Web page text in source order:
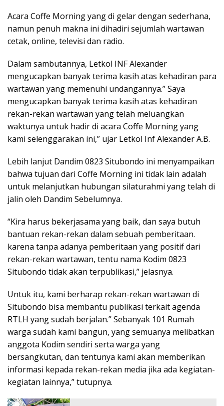
Acara Coffe Morning yang di gelar dengan sederhana,
namun penuh makna ini dihadiri sejumlah wartawan
cetak, online, televisi dan radio.
Dalam sambutannya, Letkol INF Alexander
mengucapkan banyak terima kasih atas kehadiran para
wartawan yang memenuhi undangannya.” Saya
mengucapkan banyak terima kasih atas kehadiran
rekan-rekan wartawan yang telah meluangkan
waktunya untuk hadir di acara Coffe Morning yang
kami selenggarakan ini,” ujar Letkol Inf Alexander A.B.
Lebih lanjut Dandim 0823 Situbondo ini menyampaikan
bahwa tujuan dari Coffe Morning ini tidak lain adalah
untuk melanjutkan hubungan silaturahmi yang telah di
jalin oleh Dandim Sebelumnya.
“Kira harus bekerjasama yang baik, dan saya butuh
bantuan rekan-rekan dalam sebuah pemberitaan.
karena tanpa adanya pemberitaan yang positif dari
rekan-rekan wartawan, tentu nama Kodim 0823
Situbondo tidak akan terpublikasi,” jelasnya.
Untuk itu, kami berharap rekan-rekan wartawan di
Situbondo bisa membantu publikasi terkait agenda
RTLH yang sudah berjalan.” Sebanyak 101 Rumah
warga sudah kami bangun, yang semuanya melibatkan
anggota Kodim sendiri serta warga yang
bersangkutan, dan tentunya kami akan memberikan
informasi kepada rekan-rekan media jika ada kegiatan-
kegiatan lainnya,” tutupnya.